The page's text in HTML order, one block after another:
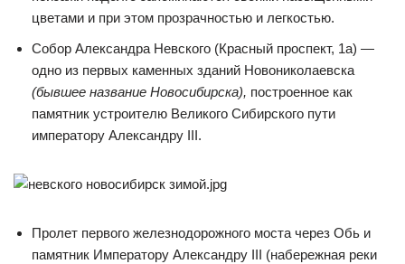
цветами и при этом прозрачностью и легкостью.
Собор Александра Невского (​Красный проспект, 1а) —
одно из первых каменных зданий Новониколаевска
(бывшее название Новосибирска), построенное как
памятник устроителю Великого Сибирского пути
императору Александру III.
Пролет первого железнодорожного моста через Обь и
памятник Императору Александру III (набережная реки